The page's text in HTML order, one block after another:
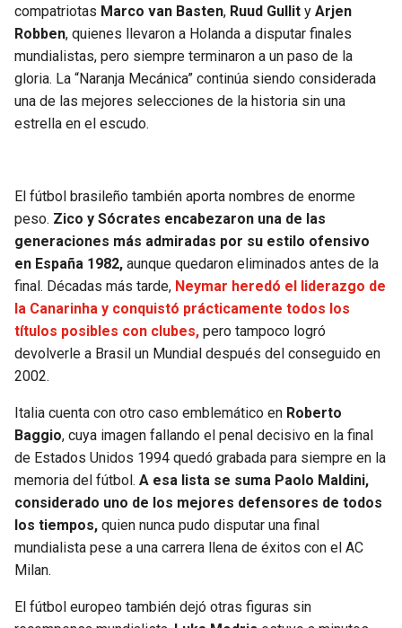
compatriotas Marco van Basten, Ruud Gullit y Arjen
Robben, quienes llevaron a Holanda a disputar finales
mundialistas, pero siempre terminaron a un paso de la
gloria. La “Naranja Mecánica” continúa siendo considerada
una de las mejores selecciones de la historia sin una
estrella en el escudo.
El fútbol brasileño también aporta nombres de enorme
peso. Zico y Sócrates encabezaron una de las
generaciones más admiradas por su estilo ofensivo
en España 1982, aunque quedaron eliminados antes de la
final. Décadas más tarde, Neymar heredó el liderazgo de
la Canarinha y conquistó prácticamente todos los
títulos posibles con clubes, pero tampoco logró
devolverle a Brasil un Mundial después del conseguido en
2002.
Italia cuenta con otro caso emblemático en Roberto
Baggio, cuya imagen fallando el penal decisivo en la final
de Estados Unidos 1994 quedó grabada para siempre en la
memoria del fútbol. A esa lista se suma Paolo Maldini,
considerado uno de los mejores defensores de todos
los tiempos, quien nunca pudo disputar una final
mundialista pese a una carrera llena de éxitos con el AC
Milan.
El fútbol europeo también dejó otras figuras sin